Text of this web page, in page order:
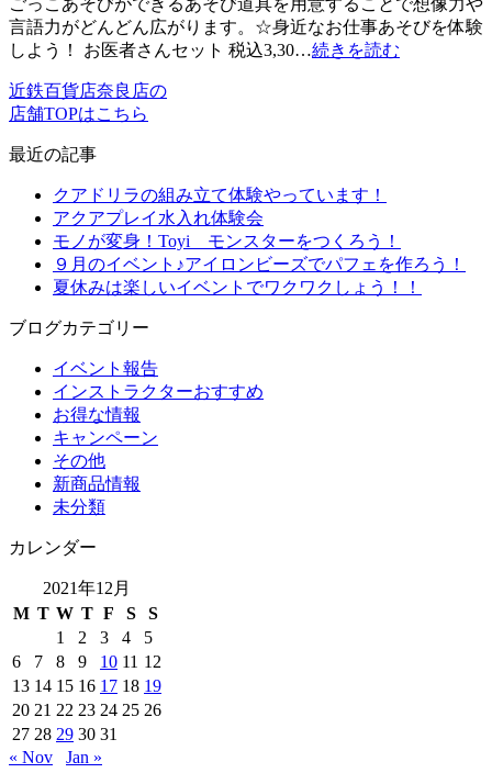
言語力がどんどん広がります。☆身近なお仕事あそびを体験
しよう！ お医者さんセット 税込3,30…続きを読む
近鉄百貨店奈良店の
店舗TOPはこちら
最近の記事
クアドリラの組み立て体験やっています！
アクアプレイ水入れ体験会
モノが変身！Toyi モンスターをつくろう！
９月のイベント♪アイロンビーズでパフェを作ろう！
夏休みは楽しいイベントでワクワクしょう！！
ブログカテゴリー
イベント報告
インストラクターおすすめ
お得な情報
キャンペーン
その他
新商品情報
未分類
カレンダー
2021年12月
M T W T F S
S
1
2 3 4
5
6
7 8 9 10 11 12
13 14 15 16 17 18 19
20 21 22 23 24 25 26
27 28 29 30 31
« Nov
Jan »